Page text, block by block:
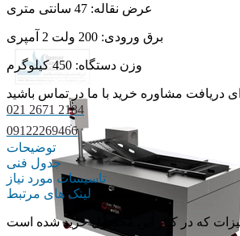
عرض نقاله: 47 سانتی متری
برق ورودی: 200 ولت 2 آمپری
وزن دستگاه: 450 کیلوگرم
021 2671 2184
09122269466
توضیحات
جدول فنی
تاسیسات مورد نیاز
لینک های مرتبط
که در کنار این محصول خرید شده است